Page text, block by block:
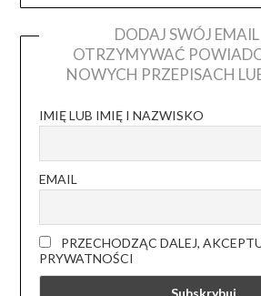
DODAJ SWÓJ
OTRZYMYWAĆ
NOWYCH PRZEPISACH
IMIĘ LUB IMIĘ I NAZWISKO
EMAIL
PRZECHODZĄC DALEJ,
PRYWATNOŚCI